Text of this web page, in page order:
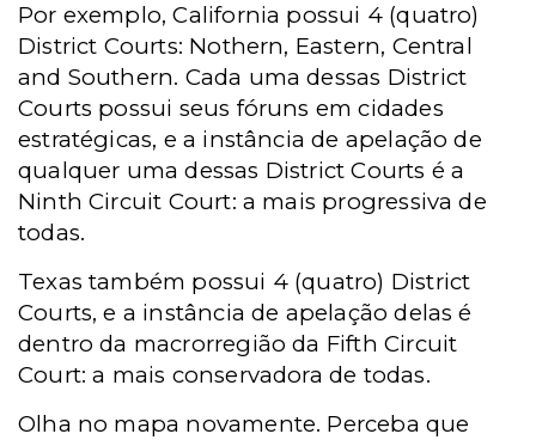
Por exemplo, California possui 4 (quatro)
District Courts: Nothern, Eastern, Central
and Southern. Cada uma dessas District
Courts possui seus fóruns em cidades
estratégicas, e a instância de apelação de
qualquer uma dessas District Courts é a
Ninth Circuit Court: a mais progressiva de
todas.
Texas também possui 4 (quatro) District
Courts, e a instância de apelação delas é
dentro da macrorregião da Fifth Circuit
Court: a mais conservadora de todas.
Olha no mapa novamente. Perceba que